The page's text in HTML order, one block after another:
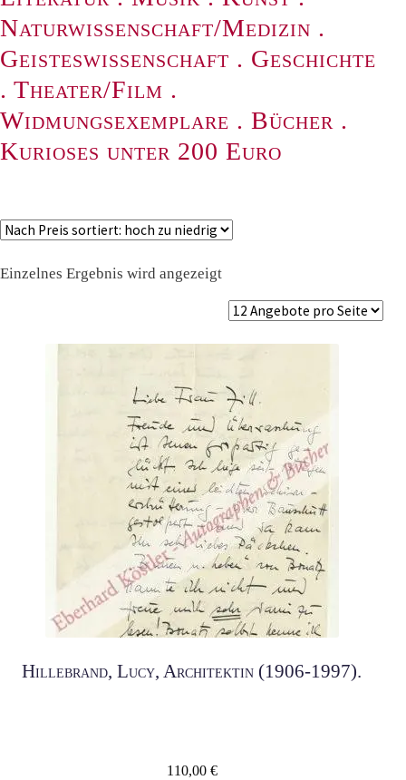
Naturwissenschaft/Medizin .
Geisteswissenschaft . Geschichte
. Theater/Film .
Widmungsexemplare . Bücher .
Kurioses unter 200 Euro
Einzelnes Ergebnis wird angezeigt
Hillebrand, Lucy, Architektin (1906-1997).
110,00 €